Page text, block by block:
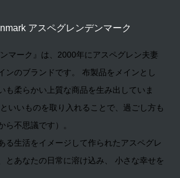
アスペグレンデンマーク
ンマーク』は、2000年にアスペグレン夫妻
ンのブランドです。 布製品をメインとし
も柔らかい上質な商品を生み出していま
いいものを取り入れることで、過ごし方も
ら不思議です）。
る生活をイメージして作られたアスペグレ
とあなたの日常に溶け込み、 小さな幸せを